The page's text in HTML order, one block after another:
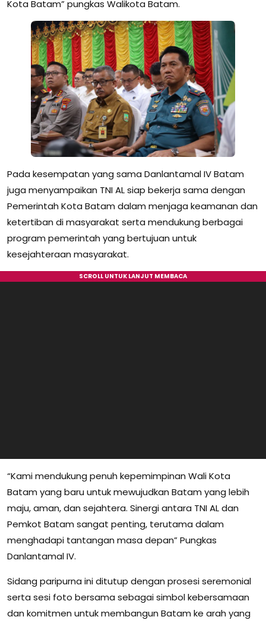
Kota Batam” pungkas Walikota Batam.
Pada kesempatan yang sama Danlantamal IV Batam
juga menyampaikan TNI AL siap bekerja sama dengan
Pemerintah Kota Batam dalam menjaga keamanan dan
ketertiban di masyarakat serta mendukung berbagai
program pemerintah yang bertujuan untuk
kesejahteraan masyarakat.
“Kami mendukung penuh kepemimpinan Wali Kota
Batam yang baru untuk mewujudkan Batam yang lebih
maju, aman, dan sejahtera. Sinergi antara TNI AL dan
Pemkot Batam sangat penting, terutama dalam
menghadapi tantangan masa depan” Pungkas
Danlantamal IV.
Sidang paripurna ini ditutup dengan prosesi seremonial
serta sesi foto bersama sebagai simbol kebersamaan
dan komitmen untuk membangun Batam ke arah yang